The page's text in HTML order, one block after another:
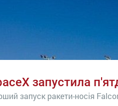
запустила
запуск ракети-носія